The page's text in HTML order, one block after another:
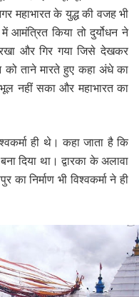
महाभारत के युद्ध की वजह भी
आमंत्रित किया तो दुर्योधन ने
और गिर गया जिसे देखकर
को ताने मारते हुए कहा अंधे का
नहीं सका और महाभारत का
ही थे। कहा जाता है कि
दिया था। द्वारका के अलावा
का निर्माण भी विश्वकर्मा ने ही